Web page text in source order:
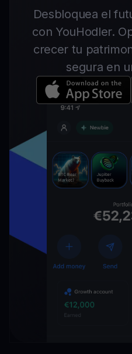
Desbloquea el
con YouHodler.
crecer tu
segura en